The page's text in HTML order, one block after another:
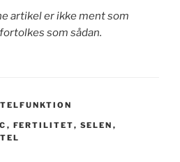
artikel er ikke ment som
som sådan.
, FERTILITET, SELEN ,